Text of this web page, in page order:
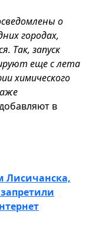
о
городах,
Так, запуск
еще с лета
химического
в
Лисичанска,